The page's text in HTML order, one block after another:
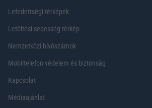
Lefedettségi térképek
Letöltési sebesség térkép
Nemzetközi hívószámok
Mobiltelefon védelem és biztonság
Kapcsolat
Médiaajánlat